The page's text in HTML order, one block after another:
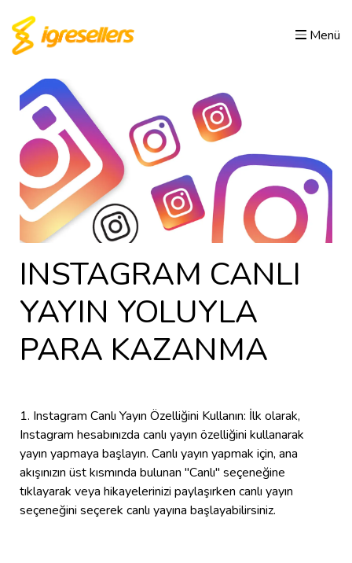
Menü
INSTAGRAM CANLI
YAYIN YOLUYLA
PARA KAZANMA
1. Instagram Canlı Yayın Özelliğini Kullanın: İlk olarak,
Instagram hesabınızda canlı yayın özelliğini kullanarak
yayın yapmaya başlayın. Canlı yayın yapmak için, ana
akışınızın üst kısmında bulunan "Canlı" seçeneğine
tıklayarak veya hikayelerinizi paylaşırken canlı yayın
seçeneğini seçerek canlı yayına başlayabilirsiniz.